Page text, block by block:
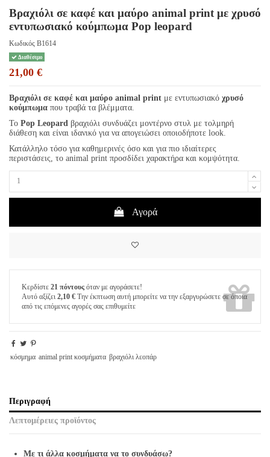
Βραχιόλι σε καφέ και μαύρο animal print με χρυσό
εντυπωσιακό κούμπωμα Pop leopard
Κωδικός B1614
Διαθέσιμο
21,00 €
Βραχιόλι σε καφέ και μαύρο animal print με εντυπωσιακό χρυσό
κούμπωμα που τραβά τα βλέμματα.
Το Pop Leopard βραχιόλι συνδυάζει μοντέρνο στυλ με τολμηρή
διάθεση και είναι ιδανικό για να απογειώσει οποιοδήποτε look.
Κατάλληλο τόσο για καθημερινές όσο και για πιο ιδιαίτερες
περιστάσεις, το animal print προσδίδει χαρακτήρα και κομψότητα.
Αγορά
Κερδίστε 21 πόντους όταν με αγοράσετε!
Αυτό αξίζει 2,10 € Την έκπτωση αυτή μπορείτε να την εξαργυρώσετε σε όποια
από τις επόμενες αγορές σας επιθυμείτε
κόσμημα animal print κοσμήματα βραχιόλι λεοπάρ
Περιγραφή
Λεπτομέρειες προϊόντος
Με τι άλλα κοσμήματα να το συνδυάσω?